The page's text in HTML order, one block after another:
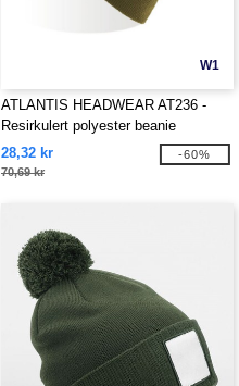
W1
ATLANTIS HEADWEAR AT236 -
Resirkulert polyester beanie
28,32 kr
70,69 kr
-60%